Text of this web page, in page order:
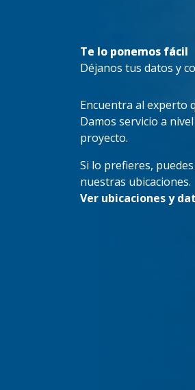
Te lo ponemos fácil
Déjanos tus datos y
Encuentra al experto
Damos servicio a
proyecto.
Si lo prefieres,
nuestras ubicaciones.
Ver ubicaciones y